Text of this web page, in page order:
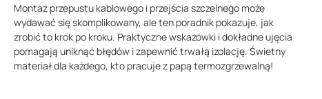
Montaż przepustu kablowego i przejścia szczelnego może
wydawać się skomplikowany, ale ten poradnik pokazuje, jak
zrobić to krok po kroku. Praktyczne wskazówki i dokładne ujęcia
pomagają uniknąć błędów i zapewnić trwałą izolację. Świetny
materiał dla każdego, kto pracuje z papą termozgrzewalną!